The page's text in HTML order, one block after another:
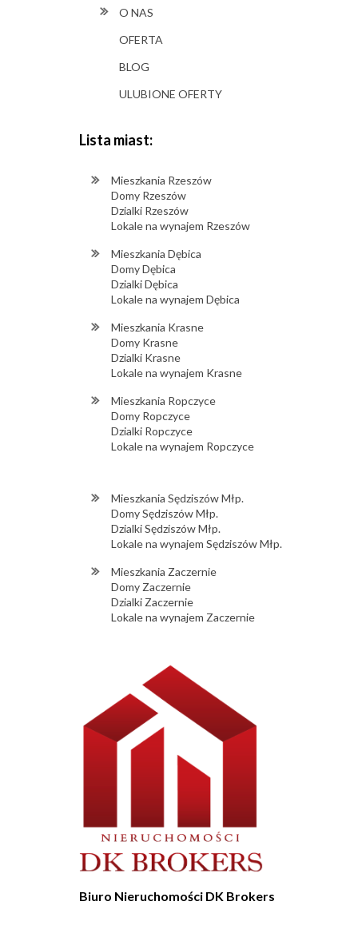
Biuro Nieruchomości DK Brokers
O NAS
OFERTA
BLOG
ULUBIONE OFERTY
Lista miast:
Mieszkania Rzeszów
Domy Rzeszów
Dzialki Rzeszów
Lokale na wynajem Rzeszów
Mieszkania Dębica
Domy Dębica
Dzialki Dębica
Lokale na wynajem Dębica
Mieszkania Krasne
Domy Krasne
Dzialki Krasne
Lokale na wynajem Krasne
Mieszkania Ropczyce
Domy Ropczyce
Dzialki Ropczyce
Lokale na wynajem Ropczyce
Mieszkania Sędziszów Młp.
Domy Sędziszów Młp.
Dzialki Sędziszów Młp.
Lokale na wynajem Sędziszów Młp.
Mieszkania Zaczernie
Domy Zaczernie
Dzialki Zaczernie
Lokale na wynajem Zaczernie